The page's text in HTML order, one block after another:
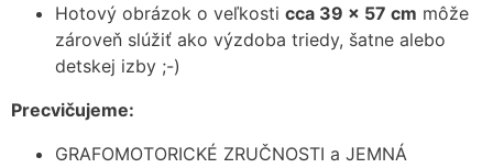
Hotový obrázok o veľkosti cca 39 x 57 cm môže
zároveň slúžiť ako výzdoba triedy, šatne alebo
detskej izby ;-)
Precvičujeme:
GRAFOMOTORICKÉ ZRUČNOSTI a JEMNÁ